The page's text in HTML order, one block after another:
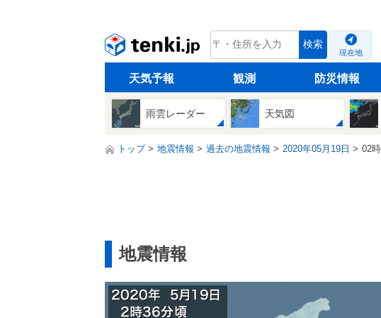
tenki.jp 検索
現在地
天気予報 観測 防災情報
雨雲レーダー 天気図
トップ 地震情報 過去の地震情報 2020年05月19日 02
地震情報